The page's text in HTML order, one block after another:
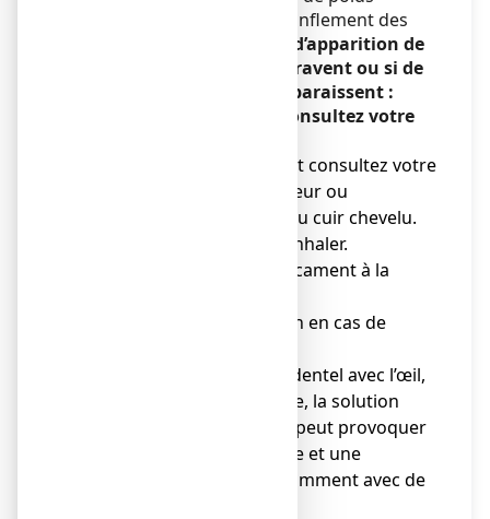
soudaine et inexpliquée, gonflement des
En cas d’apparition de
ces symptômes, s’ils s’aggravent ou si de
nouveaux symptômes apparaissent :
arrêtez le traitement et consultez votre
● Arrêtez le traitement et consultez votre
médecin en cas de rougeur ou
d'irritation persistante du cuir chevelu.
● Ne pas avaler. Ne pas inhaler.
● Ne laisser pas ce médicament à la
● Prévenir votre médecin en cas de
● En cas de contact accidentel avec l’œil,
une plaie, une muqueuse, la solution
(contenant de l’éthanol) peut provoquer
une sensation de brûlure et une
irritation : rincer abondamment avec de